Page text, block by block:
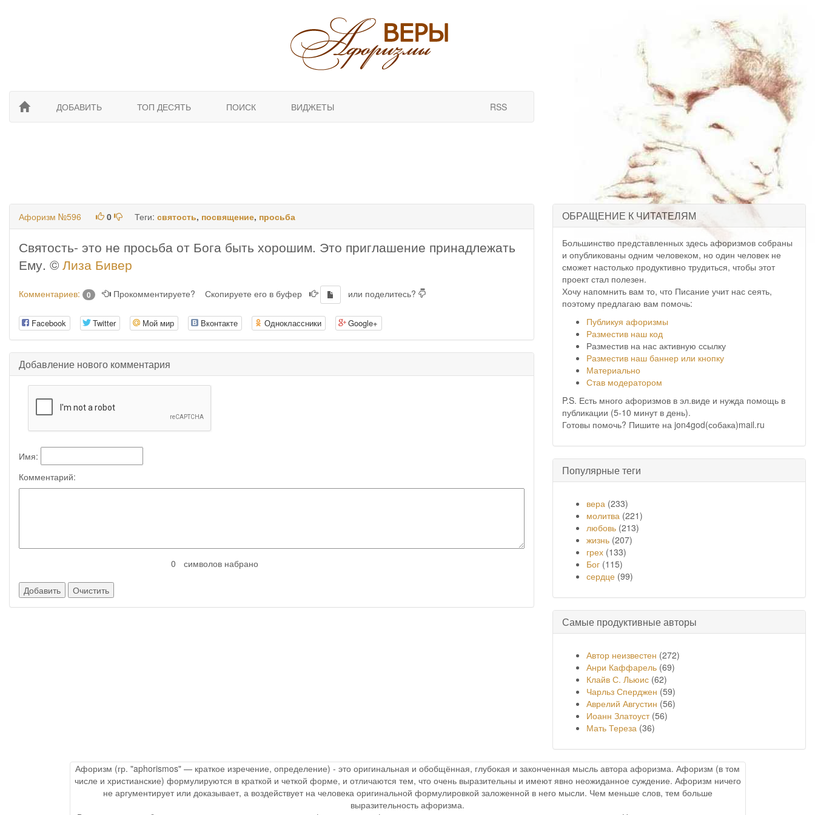
ДОБАВИТЬ ТОП ДЕСЯТЬ ПОИСК ВИДЖЕТЫ RSS
Афоризм №596 0 Теги: святость, посвящение, просьба
Святость- это не просьба от Бога быть хорошим. Это приглашение принадлежать
Ему. © Лиза Бивер
Комментариев: 0 Прокомментируете? Скопируете его в буфер или поделитесь?
Facebook Twitter Мой мир Вконтакте Одноклассники Google+
Добавление нового комментария
Имя:
Комментарий:
символов набрано
ОБРАЩЕНИЕ К ЧИТАТЕЛЯМ
Большинство представленных здесь афоризмов собраны
и опубликованы одним человеком, но один человек не
сможет настолько продуктивно трудиться, чтобы этот
проект стал полезен.
Хочу напомнить вам то, что Писание учит нас сеять,
поэтому предлагаю вам помочь:
Публикуя афоризмы
Разместив наш код
Разместив на нас активную ссылку
Разместив наш баннер или кнопку
Материально
Став модератором
P.S. Есть много афоризмов в эл.виде и нужда помощь в
публикации (5-10 минут в день).
Готовы помочь? Пишите на jon4god(собака)mail.ru
Популярные теги
вера (233)
молитва (221)
любовь (213)
жизнь (207)
грех (133)
Бог (115)
сердце (99)
Самые продуктивные авторы
Автор неизвестен (272)
Анри Каффарель (69)
Клайв С. Льюис (62)
Чарльз Сперджен (59)
Аврелий Августин (56)
Иоанн Златоуст(56)
Мать Тереза (36)
Афоризм (гр. "aphorismos" — краткое изречение, определение) - это оригинальная и обобщённая, глубокая и законченная мысль автора афоризма. Афоризм (в том
числе и христианские) формулируются в краткой и четкой форме, и отличаются тем, что очень выразительны и имеют явно неожиданное суждение. Афоризм ничего
не аргументирует или доказывает, а воздействует на человека оригинальной формулировкой заложенной в него мысли. Чем меньше слов, тем больше
выразительность афоризма.